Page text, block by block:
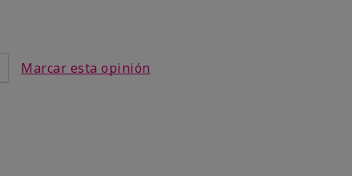
Marcar esta opinión